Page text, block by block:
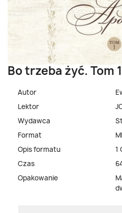
Bo trzeba żyć. Tom
Autor
Lektor
Wydawca
Format
Opis formatu
1
Czas
Opakowanie